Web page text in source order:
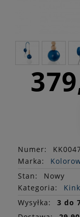
Numer:
Marka:
Stan:
Nowy
Kategoria:
Wysyłka:
3 do